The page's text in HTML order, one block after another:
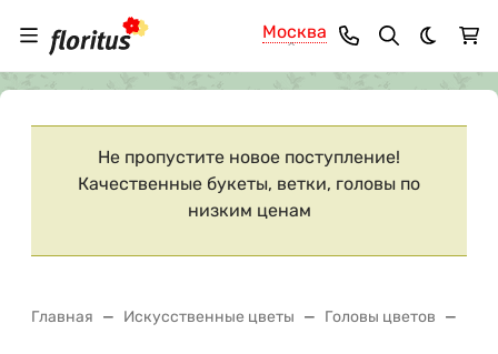
Москва
Ваш городМосква?
Темная
Не пропустите новое поступление!
Качественные букеты, ветки, головы по
низким ценам
Главная Искусственные цветы Головы цветов